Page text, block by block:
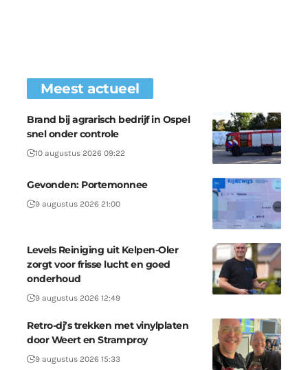
Meest actueel
Brand bij agrarisch bedrijf in Ospel
snel onder controle
10 augustus 2026 09:22
Gevonden: Portemonnee
9 augustus 2026 21:00
Levels Reiniging uit Kelpen-Oler
zorgt voor frisse lucht en goed
onderhoud
9 augustus 2026 12:49
Retro-dj’s trekken met vinylplaten
door Weert en Stramproy
9 augustus 2026 15:33